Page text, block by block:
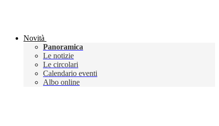
Novità
Panoramica
Le notizie
Le circolari
Calendario eventi
Albo online